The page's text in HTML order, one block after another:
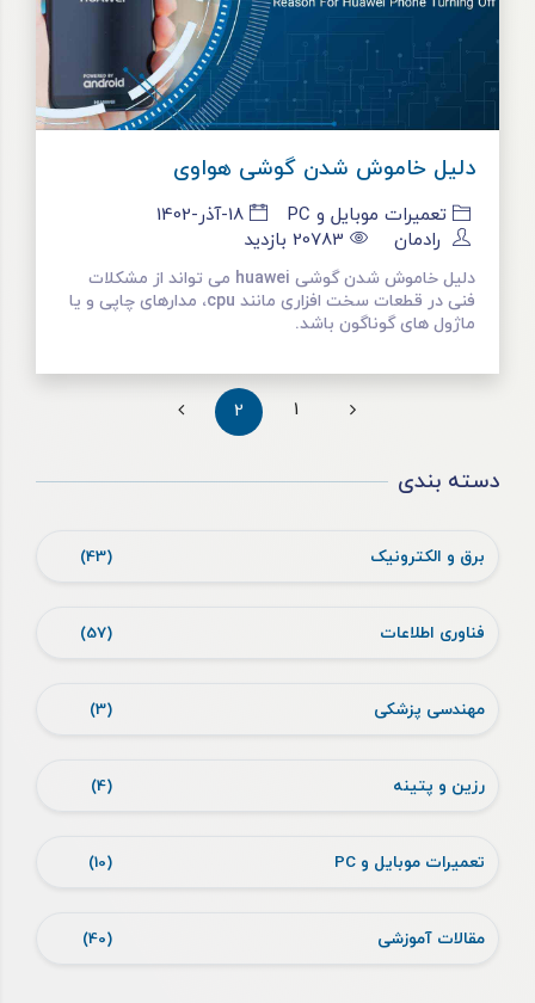
دلیل خاموش شدن گوشی هواوی
تعمیرات موبایل و PC
18-آذر-1402
رادمان
بازدید 20783
دلیل خاموش شدن گوشی huawei می تواند از مشکلات
فنی در قطعات سخت ‌افزاری مانند cpu، مدارهای چاپی و یا
ماژول ‌های گوناگون باشد.
1
2
دسته بندی
برق و الکترونیک (43)
فناوری اطلاعات (57)
مهندسی پزشکی (3)
رزین و پتینه (4)
تعمیرات موبایل و PC (10)
مقالات آموزشی (40)